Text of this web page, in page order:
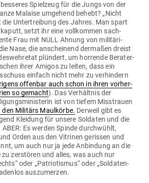
Spielzeug für die Jungs von der
Malaise umgehend behebt? „Nicht
Unter­treibung des Jahres. Man spart
setzt ihr eine voll­kommen sach­
Frau mit NULL Ahnung von mili­tä­ri­
Nase, die anscheinend der­maßen dreist
plündert, um hor­rende Bera­ter­
ihrer Amigos zu leiten, dass ein
einfach nicht mehr zu ver­hindern
offenbar auch schon in ihren vor­her­
so gemacht). Das Ver­hältnis der
ist von tiefem Miss­trauen
den Militärs Maul­körbe. Derweil gibt es
Kleidung für unsere Sol­daten und die
Es werden Spinde durch­wühlt,
Orden aus den Vitrinen gerissen und
um auch nur ja jede Anbindung an die
zu zer­stören und alles, was auch nur
oder „Patrio­tismus“ oder „Sol­da­ten­
auszumerzen.